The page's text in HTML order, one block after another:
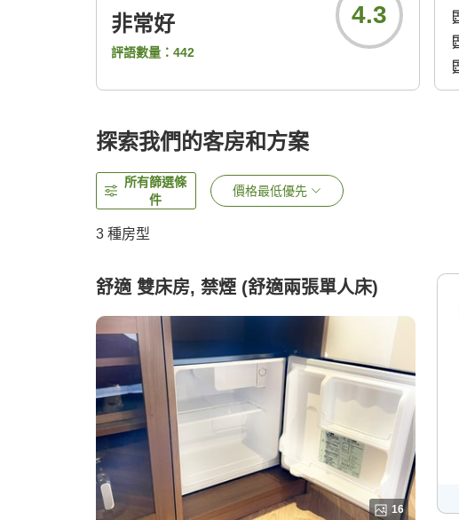
非常好
評語數量： 442
4.3
探索我們的客房和方案
所有篩選條
件
價格最低優先
3 種房型
舒適 雙床房, 禁煙 (舒適兩張單人床)
16